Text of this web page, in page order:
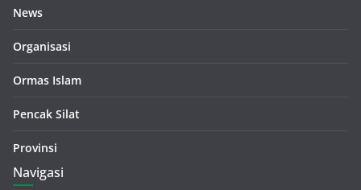
News
Organisasi
Ormas Islam
Pencak Silat
Provinsi
Navigasi